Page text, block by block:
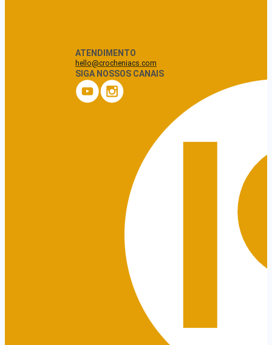
ATENDIMENTO
hello@crocheniacs.com
SIGA NOSSOS CANAIS